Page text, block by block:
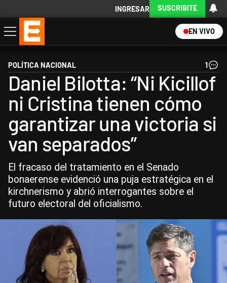
INGRESAR SUSCRIBITE
EN VIVO
Economía
Política
Internacional
Actualidad
Descargá la App
POLÍTICA NACIONAL 1
Daniel Bilotta: “Ni Kicillof
ni Cristina tienen cómo
garantizar una victoria si
van separados”
El fracaso del tratamiento en el Senado
bonaerense evidenció una puja estratégica en el
kirchnerismo y abrió interrogantes sobre el
futuro electoral del oficialismo.